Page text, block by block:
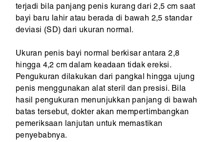
terjadi bila panjang penis kurang dari 2,5 cm saat
bayi baru lahir atau berada di bawah 2,5 standar
deviasi (SD) dari ukuran normal.
Ukuran penis bayi normal berkisar antara 2,8
hingga 4,2 cm dalam keadaan tidak ereksi.
Pengukuran dilakukan dari pangkal hingga ujung
penis menggunakan alat steril dan presisi. Bila
hasil pengukuran menunjukkan panjang di bawah
batas tersebut, dokter akan mempertimbangkan
pemeriksaan lanjutan untuk memastikan
penyebabnya.